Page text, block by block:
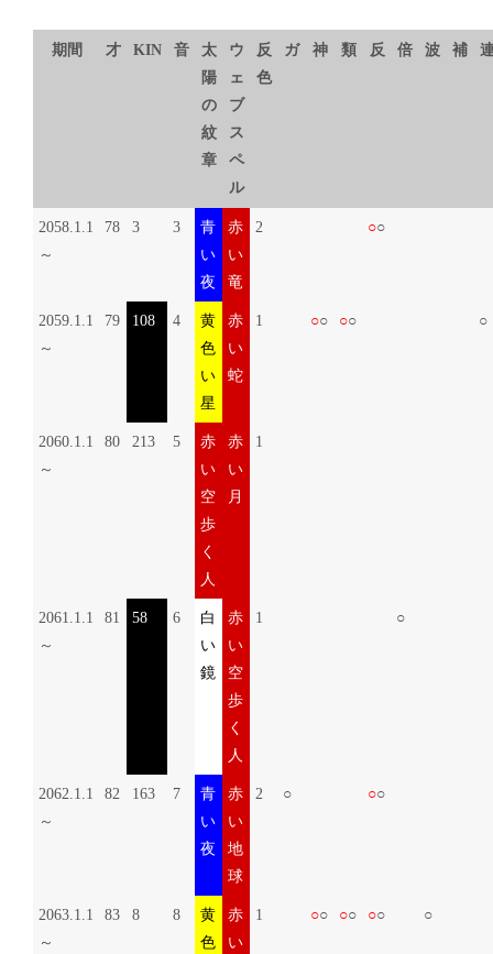
期間 才 KIN 音
太
陽
の
紋
章
ウ
ェ
ブ
ス
ペ
ル
反
色
ガ 神 類 反 倍 波 補
2058.1.1
～
78 3 3
青
い
夜
赤
い
竜
2 ○○
2059.1.1
～
79 108 4
黄
色
い
星
赤
い
蛇
1 ○○ ○○ ○
2060.1.1
～
80 213 5
赤
い
空
歩
く
人
赤
い
月
1
2061.1.1
～
81 58 6
白
い
鏡
赤
い
空
歩
く
人
1 ○
2062.1.1
～
82 163 7
青
い
夜
赤
い
地
球
2 ○ ○○
2063.1.1
～
83 8 8
黄
色
赤
い
1 ○○ ○○ ○○ ○